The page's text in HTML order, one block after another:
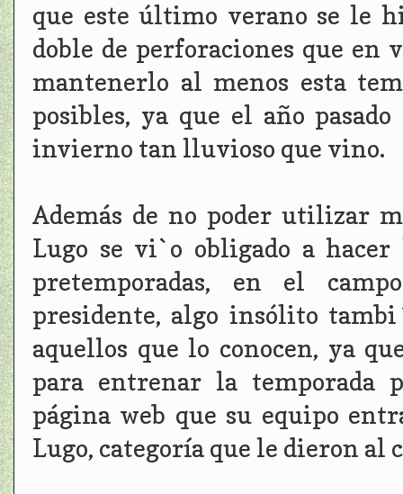
que este último verano se le
doble de perforaciones que en
mantenerlo al menos esta
posibles, ya que el año
invierno tan lluvioso que vino.
Además de no poder utilizar
Lugo se vi`o obligado a
pretemporadas, en el
presidente, algo insólito
aquellos que lo conocen, ya
para entrenar la temporada
página web que su equipo
Lugo, categoría que le dieron al